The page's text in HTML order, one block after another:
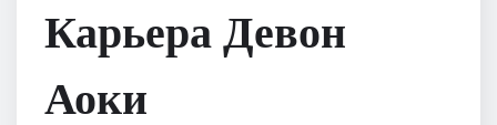
Карьера Девон
Аоки